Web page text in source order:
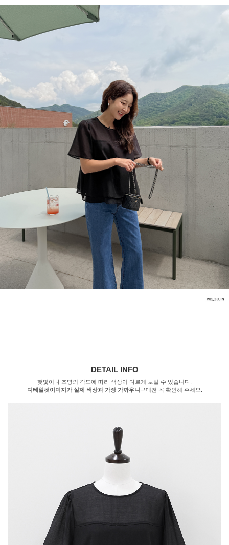
DETAIL INFO
햇빛이나 조명의 각도에 따라 색상이 다르게 보일 수 있습니다.
디테일컷이미지가 실제 색상과 가장 가까우니구매전 꼭 확인해 주세요.